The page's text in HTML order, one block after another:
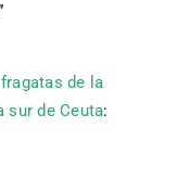
de la
sur de Ceuta: